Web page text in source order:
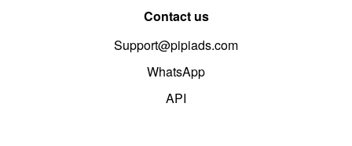
Contact us
Support@pipiads.com
WhatsApp
API